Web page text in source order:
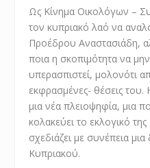
Ως Κίνημα Οικολόγων –
τον κυπριακό λαό να
Προέδρου Αναστασιάδη,
ποια η σκοπιμότητα να
υπερασπιστεί, μολονότι
εκφρασμένες- θέσεις
μια νέα πλειοψηφία, μια
κολακεύει το εκλογικό
σχεδιάζει με συνέπεια
Κυπριακού.